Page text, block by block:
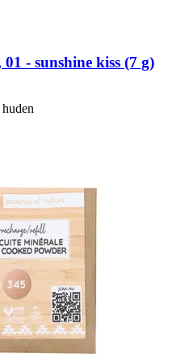
01 -​ sunshine kiss (7 g)